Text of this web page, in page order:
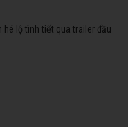
lộ tình tiết qua trailer đầu